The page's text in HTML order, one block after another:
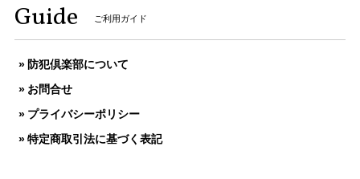
Guide ご利用ガイド
防犯倶楽部について
お問合せ
プライバシーポリシー
特定商取引法に基づく表記